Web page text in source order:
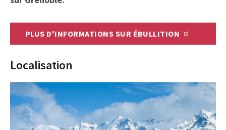
PLUS D'INFORMATIONS SUR ÉBULLITION
Localisation